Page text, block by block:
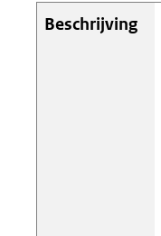
Beschrijving